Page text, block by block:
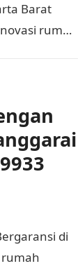
Barat
rumah
di